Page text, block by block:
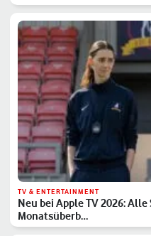
TV & ENTERTAINMENT
Neu bei Apple TV 2026:
Monatsüberb…